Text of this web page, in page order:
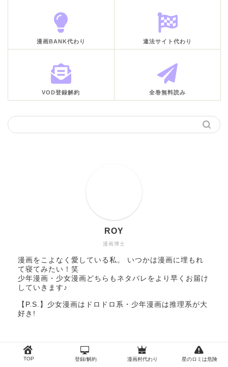
漫画BANK代わり 違法サイト代わり
VOD登録解約 全巻無料読み
漫画博士
ROY
漫画をこよなく愛している私。 いつかは漫画に埋もれ
て寝てみたい！笑
少年漫画・少女漫画どちらもネタバレをより早くお届け
していきます♪
【P.S.】少女漫画はドロドロ系・少年漫画は推理系が大
好き!
最近の投稿
TOP 登録/解約 漫画村代わり 星のロミは危険